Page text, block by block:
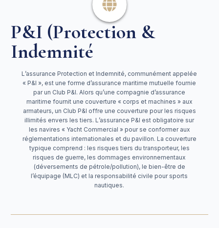
P&I (Protection &
Indemnité
L’assurance Protection et Indemnité, communément appelée
« P&I », est une forme d’assurance maritime mutuelle fournie
par un Club P&I. Alors qu’une compagnie d’assurance
maritime fournit une couverture « corps et machines » aux
armateurs, un Club P&I offre une couverture pour les risques
illimités envers les tiers. L’assurance P&I est obligatoire sur
les navires « Yacht Commercial » pour se conformer aux
réglementations internationales et du pavillon. La couverture
typique comprend : les risques tiers du transporteur, les
risques de guerre, les dommages environnementaux
(déversements de pétrole/pollution), le bien-être de
l’équipage (MLC) et la responsabilité civile pour sports
nautiques.